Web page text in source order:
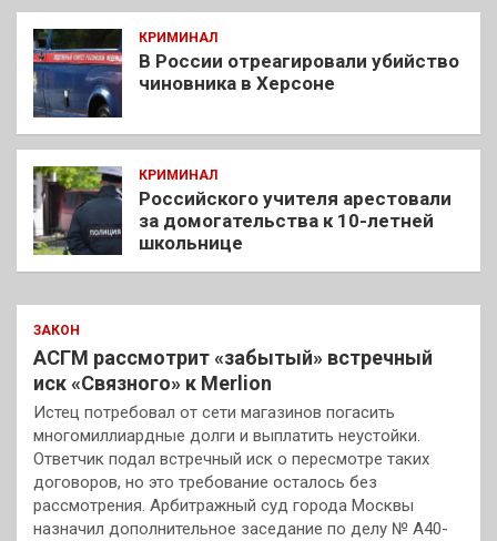
КРИМИНАЛ
В России отреагировали убийство
чиновника в Херсоне
КРИМИНАЛ
Российского учителя арестовали
за домогательства к 10-летней
школьнице
ЗАКОН
АСГМ рассмотрит «забытый» встречный
иск «Связного» к Merlion
Истец потребовал от сети магазинов погасить
многомиллиардные долги и выплатить неустойки.
Ответчик подал встречный иск о пересмотре таких
договоров, но это требование осталось без
рассмотрения. Арбитражный суд города Москвы
назначил дополнительное заседание по делу № А40-